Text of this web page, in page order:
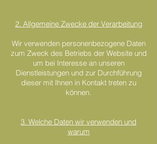
2. Allgemeine Zwecke der Verarbeitung
Wir verwenden personenbezogene Daten
zum Zweck des Betriebs der Website und
um bei Interesse an unseren
Dienstleistungen und zur Durchführung
dieser mit Ihnen in Kontakt treten zu
können.
3. Welche Daten wir verwenden und
warum